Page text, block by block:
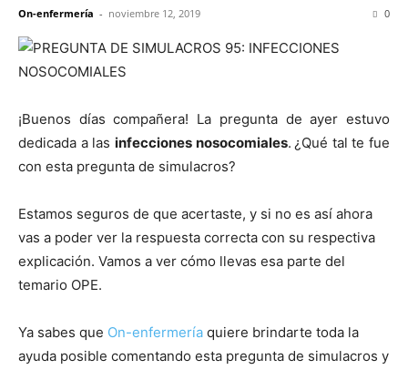
On-enfermería - noviembre 12, 2019 0
¡Buenos días compañera! La pregunta de ayer estuvo
dedicada a las infecciones nosocomiales. ¿Qué tal te fue
con esta pregunta de simulacros?
Estamos seguros de que acertaste, y si no es así ahora
vas a poder ver la respuesta correcta con su respectiva
explicación. Vamos a ver cómo llevas esa parte del
temario OPE.
Ya sabes que On-enfermería quiere brindarte toda la
ayuda posible comentando esta pregunta de simulacros y